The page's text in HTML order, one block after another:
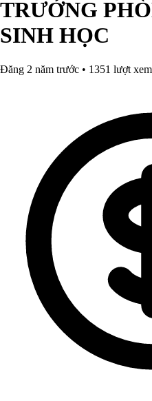
TRƯỞNG
SINH HỌC
Đăng 2 năm trước • 1351 lượt xem